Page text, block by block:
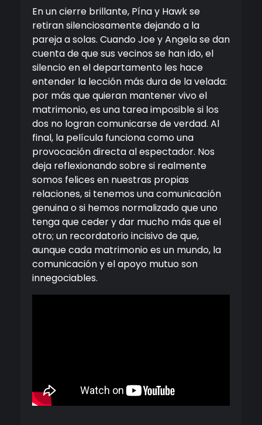
En un cierre brillante, Pína y Hawk se
retiran silenciosamente dejando a la
pareja a solas. Cuando Joe y Angela se dan
cuenta de que sus vecinos se han ido, el
silencio en el departamento les hace
entender la lección más dura de la velada:
por más que quieran mantener vivo el
matrimonio, es una tarea imposible si los
dos no logran comunicarse de verdad. Al
final, la película funciona como una
provocación directa al espectador. Nos
deja reflexionando sobre si realmente
somos felices en nuestras propias
relaciones, si tenemos una comunicación
genuina o si hemos normalizado que uno
tenga que ceder y dar mucho más que el
otro; un recordatorio incisivo de que,
aunque cada matrimonio es un mundo, la
comunicación y el apoyo mutuo son
innegociables.